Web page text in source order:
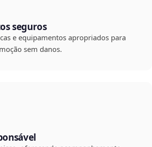
seguros
e equipamentos apropriados para
sem danos.